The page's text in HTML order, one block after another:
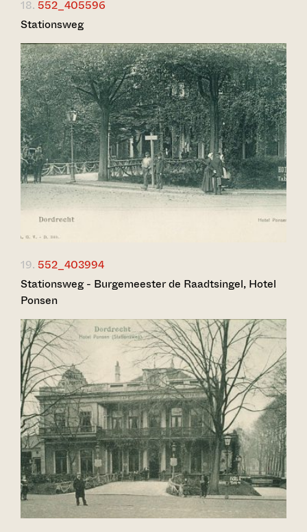
18. 552_405596
Stationsweg
19. 552_403994
Stationsweg - Burgemeester de Raadtsingel, Hotel
Ponsen